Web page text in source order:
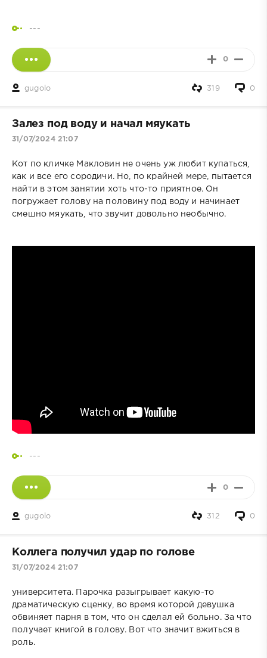
---
0
gugolo 0
319
Залез под воду и начал мяукать
31/07/2024 21:07
Кот по кличке Макловин не очень уж любит купаться,
как и все его сородичи. Но, по крайней мере, пытается
найти в этом занятии хоть что-то приятное. Он
погружает голову на половину под воду и начинает
смешно мяукать, что звучит довольно необычно.
---
0
gugolo 0
312
Коллега получил удар по голове
31/07/2024 21:07
университета. Парочка разыгрывает какую-то
драматическую сценку, во время которой девушка
обвиняет парня в том, что он сделал ей больно. За что
получает книгой в голову. Вот что значит вжиться в
роль.